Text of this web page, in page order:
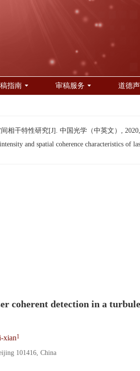
指南 审稿服务 道德
相干特性研究[J]. 中国光学（中英文）,
and spatial coherence characteristics of
coherent detection in a
xian1
101416, China